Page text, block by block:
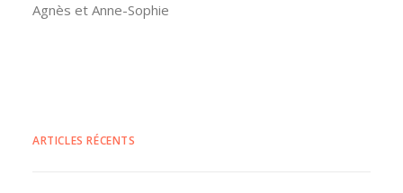
Agnès et Anne-Sophie
ARTICLES RÉCENTS